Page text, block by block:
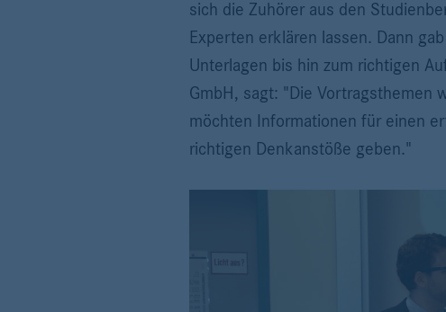
sich die Zuhörer aus den
Experten erklären lassen. Dann
Unterlagen bis hin zum richtigen
GmbH, sagt: "Die Vortragsthemen
möchten Informationen für einen
richtigen Denkanstöße geben."